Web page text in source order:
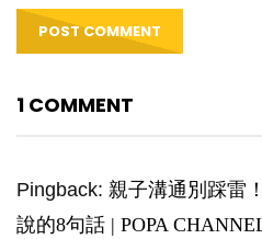
1 COMMENT
Pingback: 親子溝通別踩雷
說的8句話 | POPA